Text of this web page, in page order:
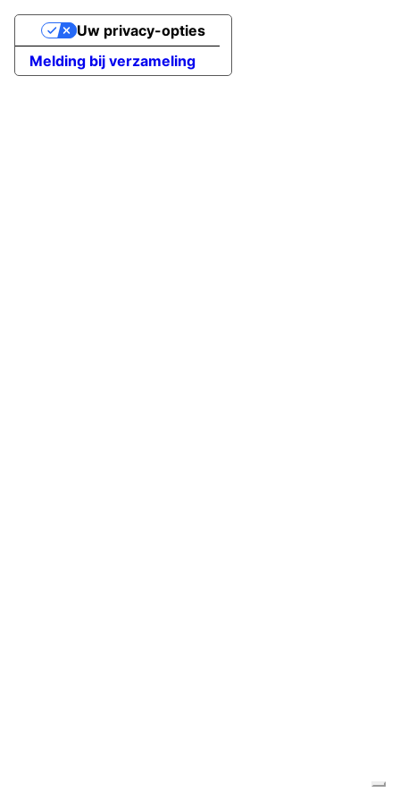
Melding bij verzameling
Uw privacy-opties